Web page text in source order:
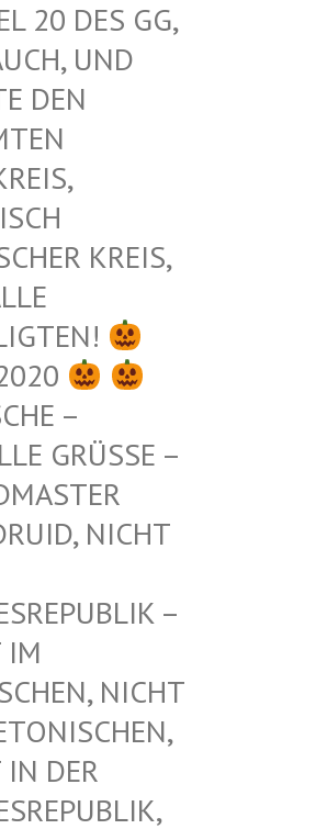
20 DES GG, G
UND T
G
L
R
B
KREIS, B
B
–
GRÜSSE – G
A
NICHT D
– N
E
NICHT I
N
DER B
D